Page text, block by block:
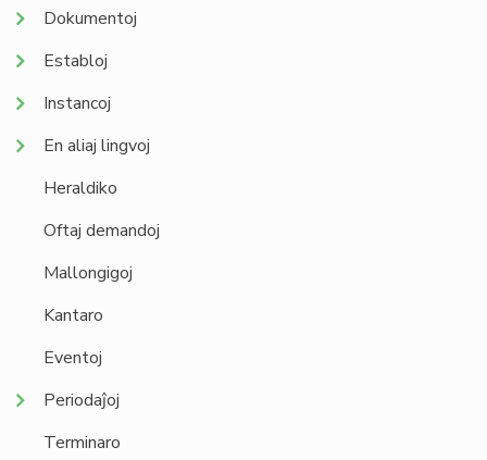
Dokumentoj
Establoj
Instancoj
En aliaj lingvoj
Heraldiko
Oftaj demandoj
Mallongigoj
Kantaro
Eventoj
Periodaĵoj
Terminaro